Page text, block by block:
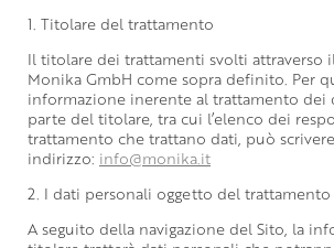
1. Titolare del trattamento
Il titolare dei trattamenti svolti attraverso
Monika GmbH come sopra definito. Per
informazione inerente al trattamento dei
parte del titolare, tra cui l’elenco dei
trattamento che trattano dati, può
indirizzo: info@monika.it
2. I dati personali oggetto del trattamento
A seguito della navigazione del Sito, la